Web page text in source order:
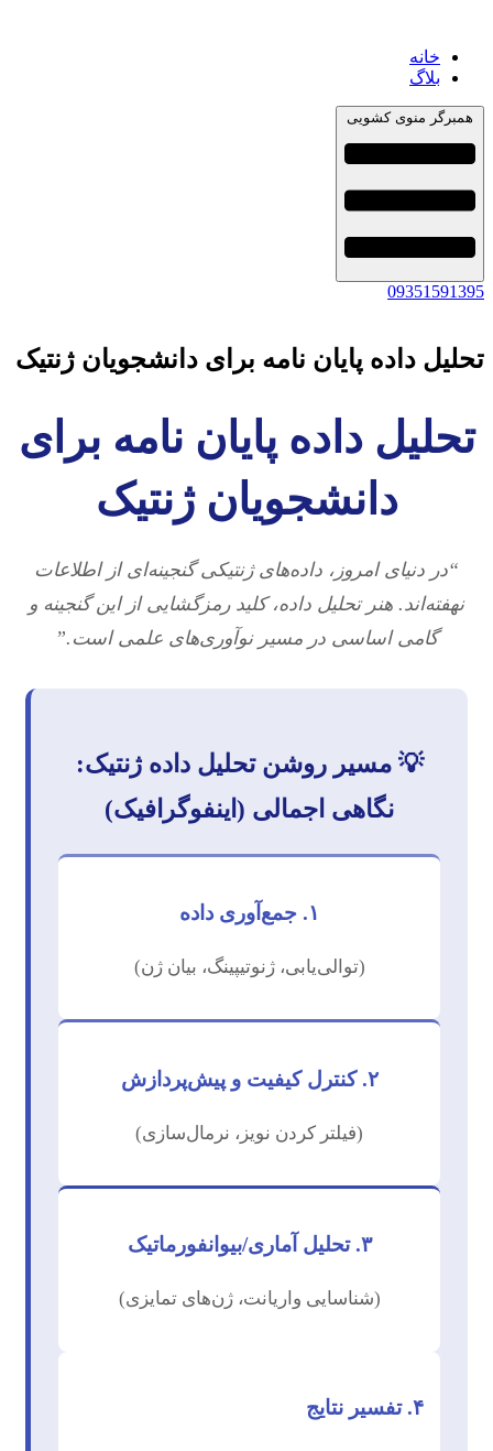
خانه
بلاگ
همبرگر منوی کشویی
09351591395
تحلیل داده پایان نامه برای دانشجویان ژنتیک
تحلیل داده پایان نامه برای
دانشجویان ژنتیک
“در دنیای امروز، داده‌های ژنتیکی گنجینه‌ای از اطلاعات
نهفته‌اند. هنر تحلیل داده، کلید رمزگشایی از این گنجینه و
گامی اساسی در مسیر نوآوری‌های علمی است.”
💡 مسیر روشن تحلیل داده ژنتیک:
نگاهی اجمالی (اینفوگرافیک)
۱. جمع‌آوری داده
(توالی‌یابی، ژنوتیپینگ، بیان ژن)
۲. کنترل کیفیت و پیش‌پردازش
(فیلتر کردن نویز، نرمال‌سازی)
۳. تحلیل آماری/بیوانفورماتیک
(شناسایی واریانت، ژن‌های تمایزی)
۴. تفسیر نتایج